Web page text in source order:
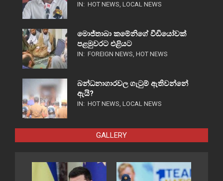
IN: HOT NEWS, LOCAL NEWS
මොජ්තාබා කමේනිගේ වීඩියෝවක්
පළමුවරට එළියට
IN: FOREIGN NEWS, HOT NEWS
බන්ධනාගාරවල ගැටුම් ඇතිවන්නේ
ඇයි?
IN: HOT NEWS, LOCAL NEWS
GALLERY